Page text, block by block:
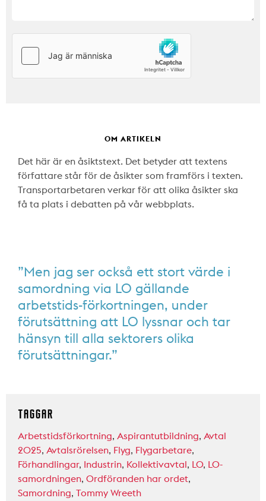
OM ARTIKELN
Det här är en åsiktstext. Det betyder att textens
författare står för de åsikter som framförs i texten.
Transportarbetaren verkar för att olika åsikter ska
få ta plats i debatten på vår webbplats.
”Men jag ser också ett stort värde i
samordning via LO gällande
arbetstids-förkortningen, under
förutsättning att LO lyssnar och tar
hänsyn till alla sektorers olika
förutsättningar.”
TAGGAR
Arbetstidsförkortning, Aspirantutbildning, Avtal
2025, Avtalsrörelsen, Flyg, Flygarbetare,
Förhandlingar, Industrin, Kollektivavtal, LO, LO-
samordningen, Ordföranden har ordet,
Samordning, Tommy Wreeth